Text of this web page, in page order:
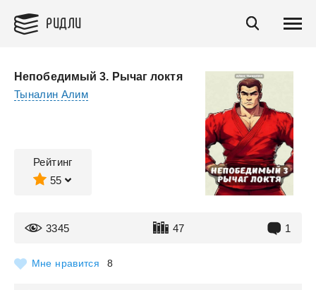
РИДЛИ
Непобедимый 3. Рычаг локтя
Тыналин Алим
Рейтинг
55
3345 47 1
Мне нравится 8